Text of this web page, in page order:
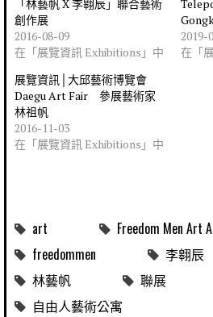
「林藝帆 X 李翱辰」聯合藝術
創作展
2016-08-09
在「展覽資訊 Exhibitions」中
2019-
在「
展覽資訊│大邱藝術博覽會
Daegu Art Fair 參展藝術家
林祖帆
2016-11-03
在「展覽資訊 Exhibitions」中
art
Freedom Men Art
freedommen
李翱辰
林藝帆
聯展
自由人藝術公寓